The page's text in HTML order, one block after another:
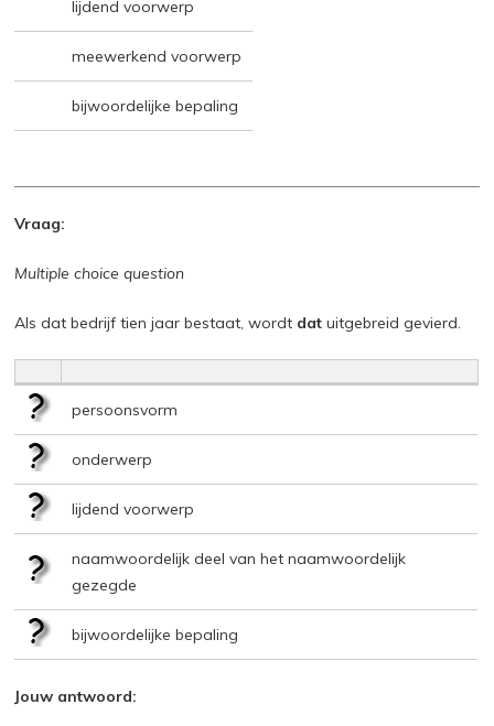
lijdend voorwerp
meewerkend voorwerp
bijwoordelijke bepaling
Vraag:
Multiple choice question
Als dat bedrijf tien jaar bestaat, wordt dat uitgebreid gevierd.
persoonsvorm
onderwerp
lijdend voorwerp
naamwoordelijk deel van het naamwoordelijk
gezegde
bijwoordelijke bepaling
Jouw antwoord: